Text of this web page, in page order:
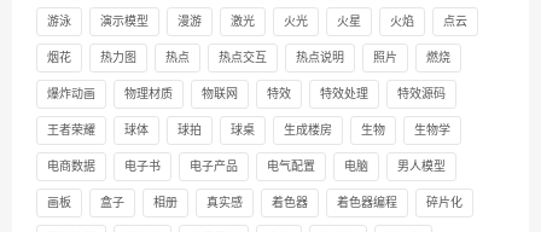
游泳 演示模型 漫游 激光 火光 火星 火焰 点云
烟花 热力图 热点 热点交互 热点说明 照片 燃烧
爆炸动画 物理材质 物联网 特效 特效处理 特效源码
王者荣耀 球体 球拍 球桌 生成楼房 生物 生物学
电商数据 电子书 电子产品 电气配置 电脑 男人模型
画板 盒子 相册 真实感 着色器 着色器编程 碎片化